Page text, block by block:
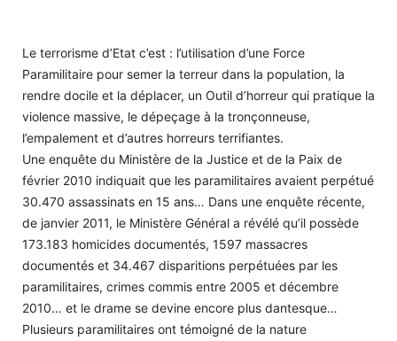
Le terrorisme d’Etat c’est : l’utilisation d’une Force
Paramilitaire pour semer la terreur dans la population, la
rendre docile et la déplacer, un Outil d’horreur qui pratique la
violence massive, le dépeçage à la tronçonneuse,
l’empalement et d’autres horreurs terrifiantes.
Une enquête du Ministère de la Justice et de la Paix de
février 2010 indiquait que les paramilitaires avaient perpétué
30.470 assassinats en 15 ans… Dans une enquête récente,
de janvier 2011, le Ministère Général a révélé qu’il possède
173.183 homicides documentés, 1597 massacres
documentés et 34.467 disparitions perpétuées par les
paramilitaires, crimes commis entre 2005 et décembre
2010… et le drame se devine encore plus dantesque…
Plusieurs paramilitaires ont témoigné de la nature